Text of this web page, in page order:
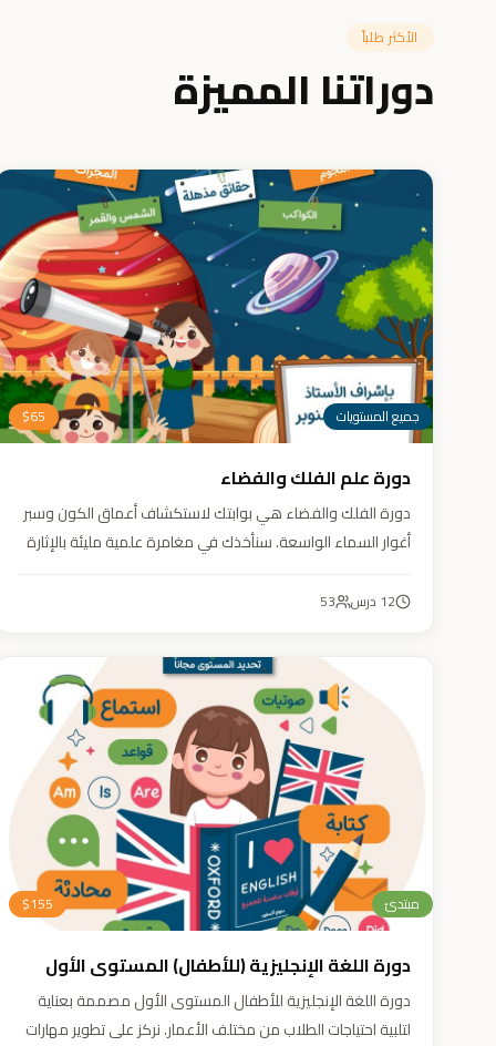
الأكثر طلباً
دوراتنا المميزة
جميع المستويات $65
دورة علم الفلك والفضاء
دورة الفلك والفضاء هي بوابتك لاستكشاف أعماق الكون وسبر
أغوار السماء الواسعة. سنأخذك في مغامرة علمية مليئة بالإثارة
تنير عقلك وتثري خيالك، لتمنحك رؤية جديدة للكون وتفتح لك
12 درس 53
مبتدئ $155
دورة اللغة الإنجليزية (للأطفال) المستوى الأول
دورة اللغة الإنجليزية للأطفال المستوى الأول مصممة بعناية
لتلبية احتياجات الطلاب من مختلف الأعمار. نركز على تطوير مهارات